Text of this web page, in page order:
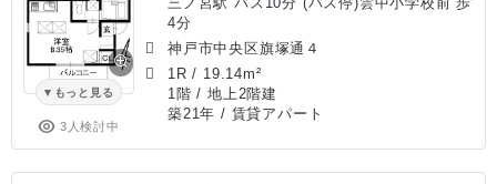
もっと見る
3人検討中
4分
神戸市中央区旗塚通４
1R / 19.14m²
1階 / 地上2階建
築21年 / 賃貸アパート